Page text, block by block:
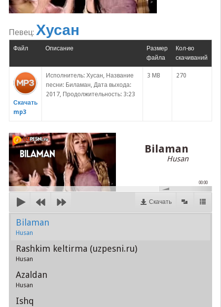
Певец: Хусан
Файл Описание
Размер
файла
Кол-во
скачиваний
Скачать
mp3
Исполнитель: Хусан, Название
песни: Биламан, Дата выхода:
2017, Продолжительность: 3:23
3 MB 270
Bilaman
Husan
00:00
Скачать
Bilaman
Husan
Rashkim keltirma (uzpesni.ru)
Husan
Azaldan
Husan
Ishq